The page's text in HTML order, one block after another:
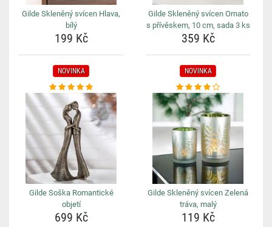
Gilde Skleněný svícen Hlava,
bílý
199 Kč
Gilde Skleněný svícen Ornato
s přívěskem, 10 cm, sada 3 ks
359 Kč
NOVINKA
Gilde Soška Romantické
objetí
699 Kč
NOVINKA
Gilde Skleněný svícen Zelená
tráva, malý
119 Kč